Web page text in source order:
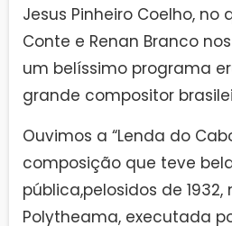
Jesus Pinheiro Coelho, no
Conte e Renan Branco
um belíssimo programa
grande compositor
Ouvimos a “Lenda do
composição que teve
pública,pelosidos de 1932,
Polytheama, executada